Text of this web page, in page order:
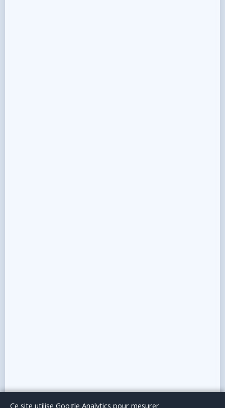
Le BlogPublicité Articles invitésMentions Légales
Ce site utilise Google Analytics pour mesurer